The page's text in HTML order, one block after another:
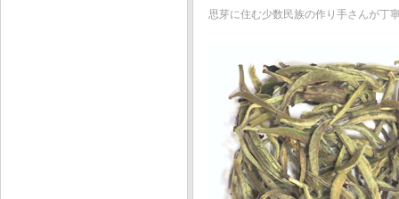
思芽に住む少数民族の作り手さんが丁